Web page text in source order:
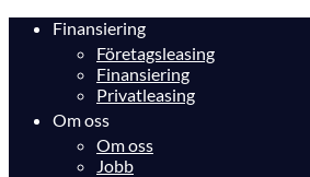
Finansiering
Företagsleasing
Finansiering
Privatleasing
Om oss
Om oss
Jobb